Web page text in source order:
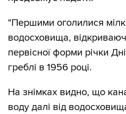
"Першими оголилися
водосховища,
первісної форми річки
греблі в 1956 році.
На знімках видно, що
воду далі від